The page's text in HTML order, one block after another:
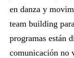
en danza y
team building
programas están
comunicación no